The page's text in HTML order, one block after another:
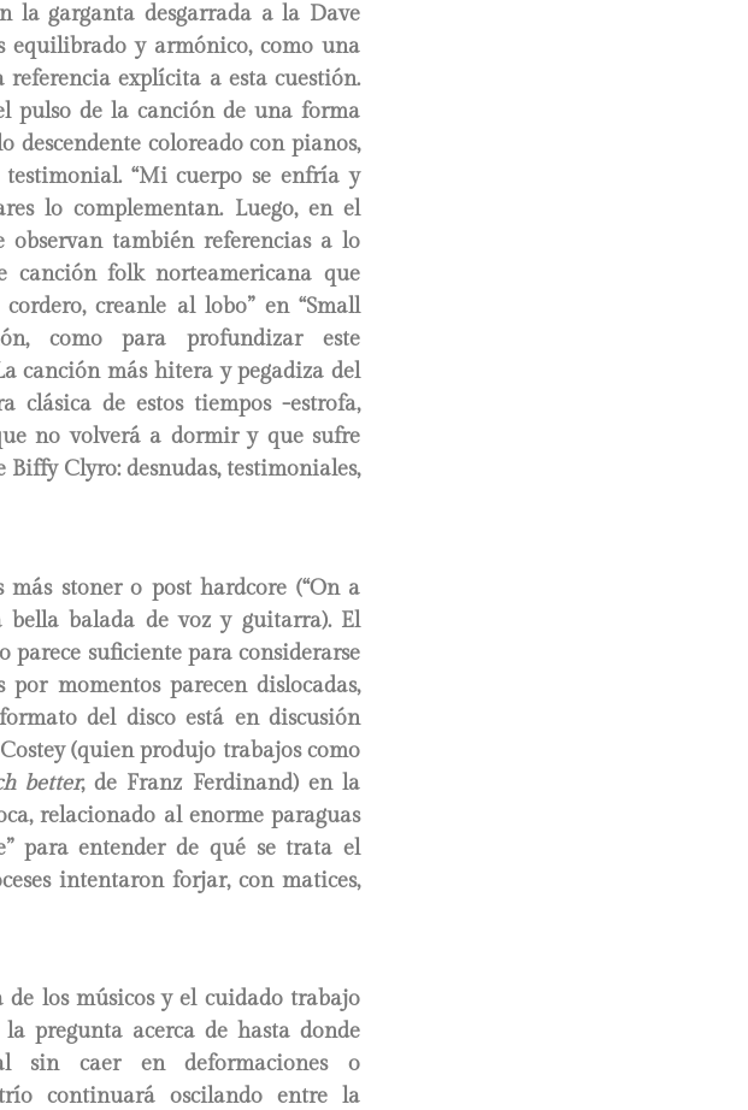
la garganta desgarrada a la Dave
equilibrado y armónico, como una
referencia explícita a esta cuestión.
pulso de la canción de una forma
coloreado con pianos,
“Mi cuerpo se enfría y
lo complementan. Luego, en el
observan también referencias a lo
canción folk norteamericana que
creanle al lobo” en “Small
como para profundizar este
canción más hitera y pegadiza del
clásica de estos tiempos -estrofa,
no volverá a dormir y que sufre
Clyro: desnudas, testimoniales,
stoner o post hardcore (“On a
bella balada de voz y guitarra). El
parece suficiente para considerarse
momentos parecen dislocadas,
del disco está en discusión
(quien produjo trabajos como
better, de Franz Ferdinand) en la
relacionado al enorme paraguas
para entender de qué se trata el
intentaron forjar, con matices,
los músicos y el cuidado trabajo
pregunta acerca de hasta donde
sin caer en deformaciones o
continuará oscilando entre la